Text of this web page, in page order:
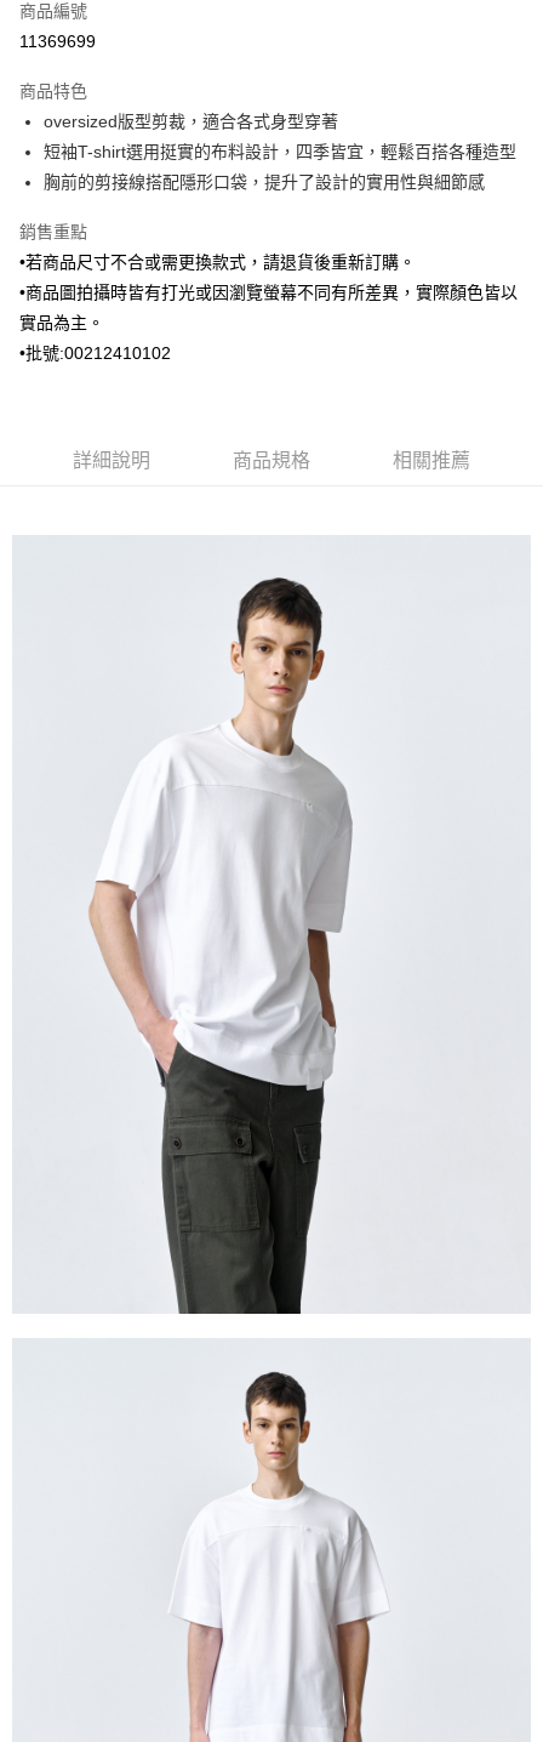
信用卡分期付款
合作金庫商業銀行
華南商業銀行
彰化商業銀行
上海商業儲蓄銀行
台北富邦商業銀行
國泰世華商業銀行
兆豐國際商業銀行
匯豐（台灣）商業銀行
聯邦商業銀行
遠東國際商業銀行
元大商業銀行
永豐商業銀行
台新國際商業銀行
台灣樂天信用卡公司
6 期 0 利率 每期
華南商業銀行
彰化商業銀行
上海商業儲蓄銀行
台北富邦商業銀行
臺灣中小企業銀行
匯豐（台灣）商業銀行
華泰商業銀行
聯邦商業銀行
遠東國際商業銀行
元大商業銀行
玉山商業銀行
Apple Pay
街口支付
ATM付款
運送方式
新竹物流宅配
每筆NT$120，滿NT$3,000(含以上)免運費
商品編號
11369699
商品特色
oversized版型剪裁，適合各式身型穿著
短袖T-shirt選用挺實的布料設計，四季皆宜，輕鬆百搭各種造型
胸前的剪接線搭配隱形口袋，提升了設計的實用性與細節感
銷售重點
•若商品尺寸不合或需更換款式，請退貨後重新訂購。
•商品圖拍攝時皆有打光或因瀏覽螢幕不同有所差異，實際顏色皆以
實品為主。
•批號:00212410102
詳細說明 商品規格 相關推薦